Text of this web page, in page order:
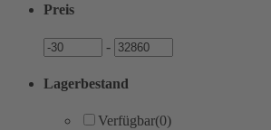
Preis
Preis - Preis
Lagerbestand
Verfügbar(0)